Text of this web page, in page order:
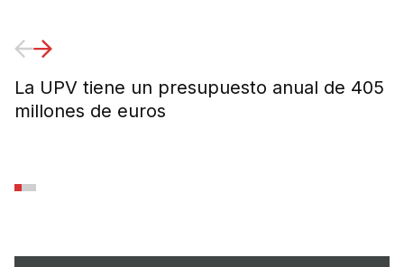
La UPV tiene un presupuesto anual de 405
millones de euros